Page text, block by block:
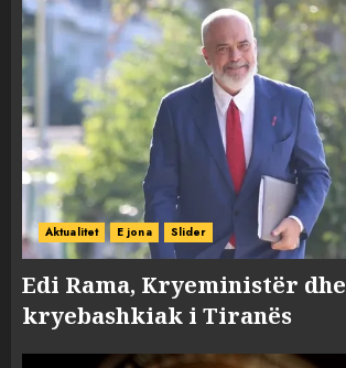
Aktualitet E jona Slider
Edi Rama, Kryeministër dhe
kryebashkiak i Tiranës